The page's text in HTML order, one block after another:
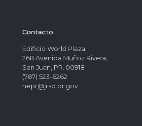
Contacto
Edificio World Plaza
268 Avenida Muñoz Rivera,
San Juan, PR. 00918
(787) 523-6262
nepr@jrsp.pr.gov